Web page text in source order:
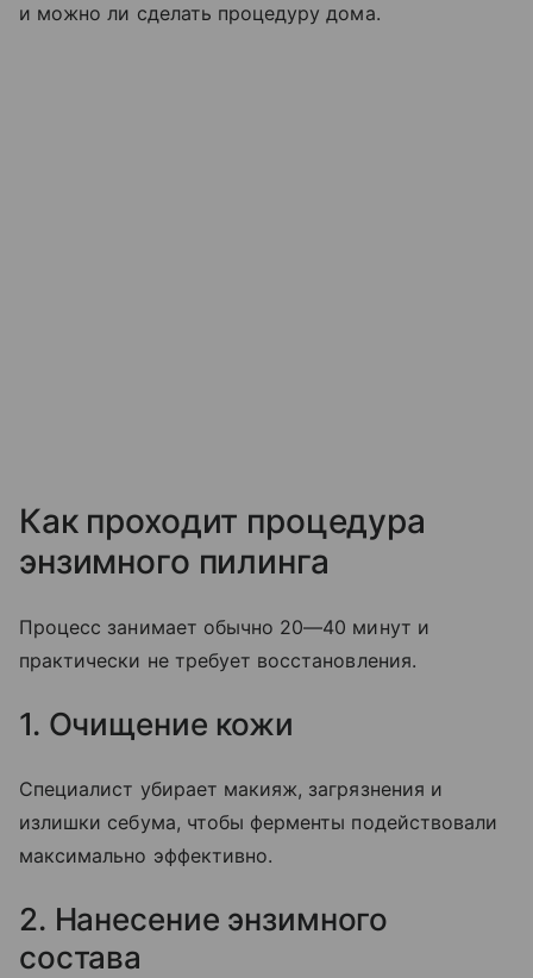
и можно ли сделать процедуру дома.
Как проходит процедура
энзимного пилинга
Процесс занимает обычно 20—40 минут и
практически не требует восстановления.
1. Очищение кожи
Специалист убирает макияж, загрязнения и
излишки себума, чтобы ферменты подействовали
максимально эффективно.
2. Нанесение энзимного
состава